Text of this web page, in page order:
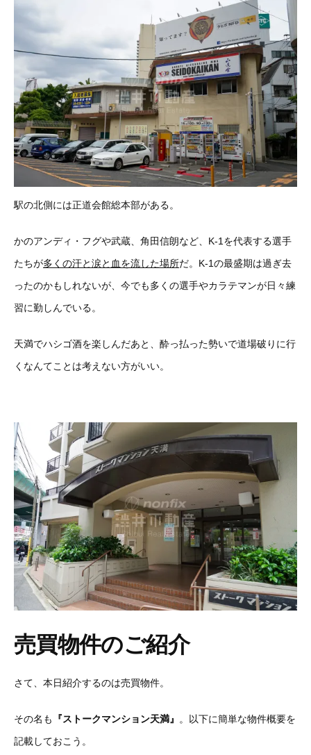
駅の北側には正道会館総本部がある。
かのアンディ・フグや武蔵、角田信朗など、K-1を代表する選手
たちが多くの汗と涙と血を流した場所だ。K-1の最盛期は過ぎ去
ったのかもしれないが、今でも多くの選手やカラテマンが日々練
習に勤しんでいる。
天満でハシゴ酒を楽しんだあと、酔っ払った勢いで道場破りに行
くなんてことは考えない方がいい。
売買物件のご紹介
さて、本日紹介するのは売買物件。
その名も 『ストークマンション天満』
。以下に簡単な物件概要を
記載しておこう。